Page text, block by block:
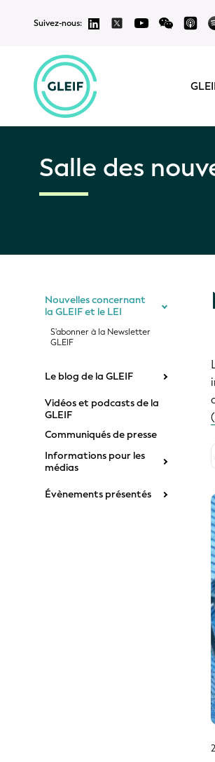
Suivez-nous:
Salle des
Nouvelles concernant
la GLEIF et le LEI
S'abonner à la Newsletter
GLEIF
Le blog de la GLEIF
Vidéos et podcasts de la
GLEIF
Communiqués de presse
Informations pour les
médias
Évènements présentés